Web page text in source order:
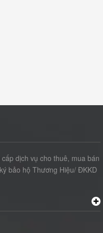
dịch vụ cho thuê, mua bán
bảo hộ Thương Hiệu/ ĐKKD